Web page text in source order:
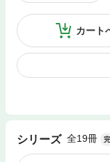
カート
シリーズ 全19冊